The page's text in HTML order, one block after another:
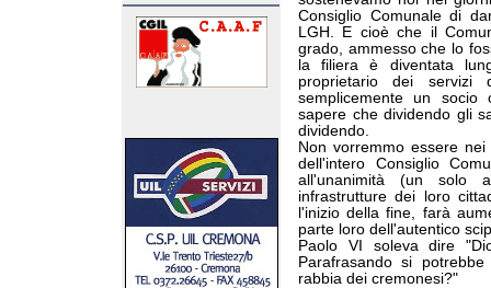
Consiglio Comunale di
LGH. E cioè che il
grado, ammesso che lo
la filiera è diventata
proprietario dei servizi
semplicemente un socio
sapere che dividendo gli
dividendo.
Non vorremmo essere
dell'intero Consiglio
all'unanimità (un solo
infrastrutture dei loro
l'inizio della fine, farà
parte loro dell'autentico
Paolo VI soleva dire
Parafrasando si
rabbia dei cremonesi?"